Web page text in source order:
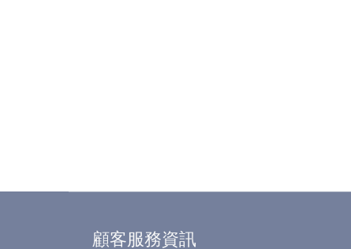
顧客服務資訊